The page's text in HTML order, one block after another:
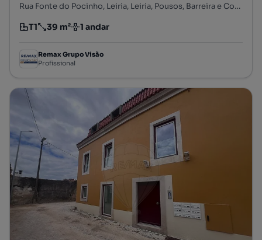
Rua Fonte do Pocinho, Leiria, Leiria, Pousos, Barreira e Cortes, Leiria, Leiria
Tipologia
T1
Preço por metro quadrado
39 m²
Andar 1 andar
Remax Grupo Visão
Profissional